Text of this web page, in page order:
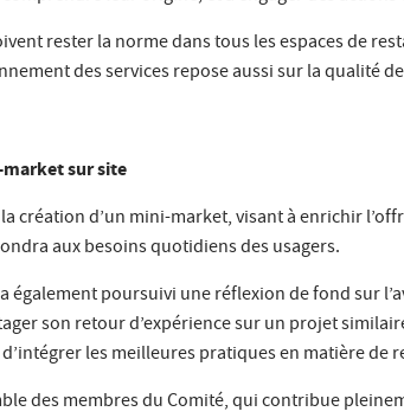
rester la norme dans tous les espaces de
des services repose aussi sur la qualité
sur site
création d’un mini-market, visant à enrichir
aux besoins quotidiens des usagers.
poursuivi une réflexion de fond sur
son retour d’expérience sur un projet
les meilleures pratiques en matière de
des membres du Comité, qui contribue